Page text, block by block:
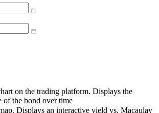
on the trading platform. Displays the
of the bond over time
Displays an interactive yield vs. Macaulay